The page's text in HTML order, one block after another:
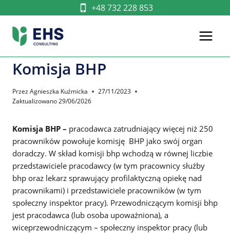
do
treści
+48 732 228 853
Komisja BHP
PrzezAgnieszka Kuźmicka
27/11/2023
Zaktualizowano29/06/2026
Komisja BHP – pracodawca zatrudniający więcej niż 250
pracowników powołuje komisję BHP jako swój organ
doradczy. W skład komisji bhp wchodzą w równej liczbie
przedstawiciele pracodawcy (w tym pracownicy służby
bhp oraz lekarz sprawujący profilaktyczną opiekę nad
pracownikami) i przedstawiciele pracowników (w tym
społeczny inspektor pracy). Przewodniczącym komisji bhp
jest pracodawca (lub osoba upoważniona), a
wiceprzewodniczącym – społeczny inspektor pracy (lub